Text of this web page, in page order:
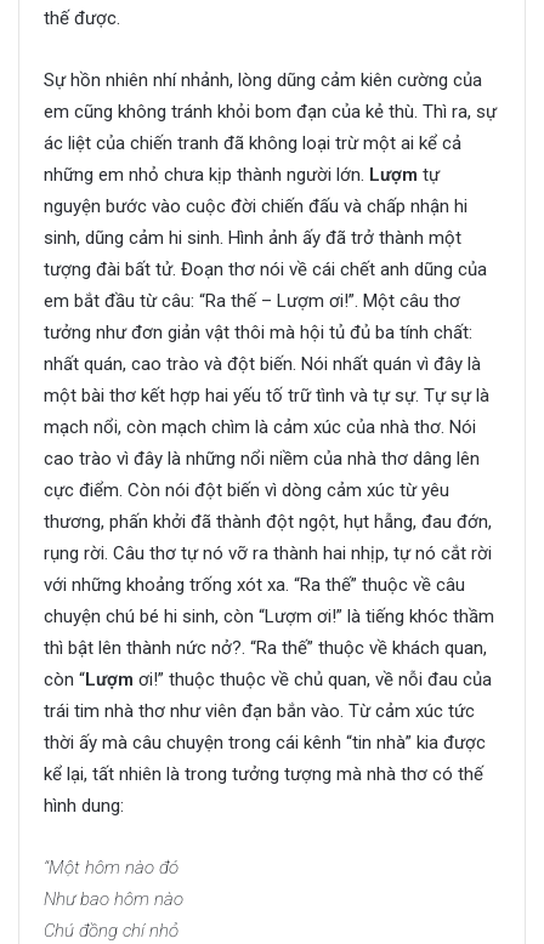
thế được.
Sự hồn nhiên nhí nhảnh, lòng dũng cảm kiên cường của
em cũng không tránh khỏi bom đạn của kẻ thù. Thì ra, sự
ác liệt của chiến tranh đã không loại trừ một ai kể cả
những em nhỏ chưa kịp thành người lớn. Lượm tự
nguyện bước vào cuộc đời chiến đấu và chấp nhận hi
sinh, dũng cảm hi sinh. Hình ảnh ấy đã trở thành một
tượng đài bất tử. Đoạn thơ nói về cái chết anh dũng của
em bắt đầu từ câu: “Ra thế – Lượm ơi!”. Một câu thơ
tưởng như đơn giản vật thôi mà hội tủ đủ ba tính chất:
nhất quán, cao trào và đột biến. Nói nhất quán vì đây là
một bài thơ kết hợp hai yếu tố trữ tình và tự sự. Tự sự là
mạch nổi, còn mạch chìm là cảm xúc của nhà thơ. Nói
cao trào vì đây là những nổi niềm của nhà thơ dâng lên
cực điểm. Còn nói đột biến vì dòng cảm xúc từ yêu
thương, phấn khởi đã thành đột ngột, hụt hẫng, đau đớn,
rụng rời. Câu thơ tự nó vỡ ra thành hai nhịp, tự nó cắt rời
với những khoảng trống xót xa. “Ra thế” thuộc về câu
chuyện chú bé hi sinh, còn “Lượm ơi!” là tiếng khóc thầm
thì bật lên thành nức nở?. “Ra thế” thuộc về khách quan,
còn “Lượm ơi!” thuộc thuộc về chủ quan, về nỗi đau của
trái tim nhà thơ như viên đạn bắn vào. Từ cảm xúc tức
thời ấy mà câu chuyện trong cái kênh “tin nhà” kia được
kể lại, tất nhiên là trong tưởng tượng mà nhà thơ có thế
hình dung:
“Một hôm nào đó
Như bao hôm nào
Chú đồng chí nhỏ